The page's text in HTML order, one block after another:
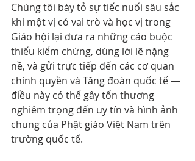
Chúng tôi bày tỏ sự tiếc nuối sâu sắc
khi một vị có vai trò và học vị trong
Giáo hội lại đưa ra những cáo buộc
thiếu kiểm chứng, dùng lời lẽ nặng
nề, và gửi trực tiếp đến các cơ quan
chính quyền và Tăng đoàn quốc tế —
điều này có thể gây tổn thương
nghiêm trọng đến uy tín và hình ảnh
chung của Phật giáo Việt Nam trên
trường quốc tế.